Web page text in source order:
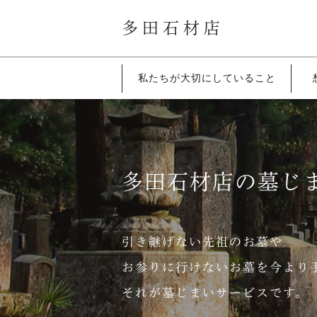
多田石材店
私たちが大切に していること
多田石材店の墓じ
引き継げない先祖のお墓や
お参りに行けないお墓を今より
それが墓じまいサービスです。